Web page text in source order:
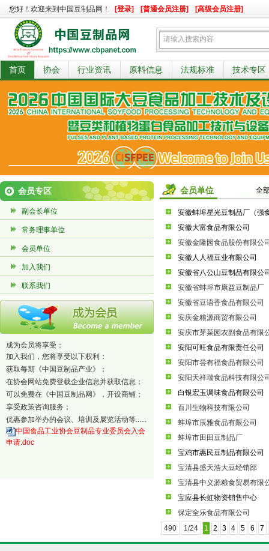
您好！欢迎来到中国豆制品网！ [登录] [普通会员注册] [高级会员注册]
首页 协会 行业资讯 原料信息 法规标准 技术专区
会员专区
副会长单位
常务理事单位
会员单位
加入我们
联系我们
成为会员将享受：
加入我们，您将享受以下权利：
获取每期《中国豆制品产业》；
在协会网站免费登载企业信息并获取信息；
可以免费在《中国豆制品网》，开设商铺；
享受政策咨询服务；
优惠参加举办的会议、培训及展览活动等......
中国食品工业协会豆制品专业委员会入会
申请.doc
会员单位 全
安徽蚌埠星光豆制品厂（强
安徽大富食品有限公司
安徽金隆园食品股份有限公
安徽人人福豆业有限公司
安徽省八公山豆制品有限公
安徽省蚌埠市康益豆制品厂
安徽省豆语香食品有限公司
安庆金粮源商贸有限公司
安庆市芽菜园农副食品有限
安阳可旺食品有限责任公司
安阳市尝有福食品有限公司
安阳天祥瑞食品科技有限公
白银宏玉调味食品有限公司
百川生物科技有限公司
蚌埠市辰雅食品有限公司
蚌埠市田田豆制品厂
宝鸡市惠民豆制品有限公司
宝清县盛天浩大豆经销部
宝清县中义源粮食贸易有限
宝应县长虹物资销售中心
保定全乐食品有限公司
490
1/24 1 2 3 4 5 6 7